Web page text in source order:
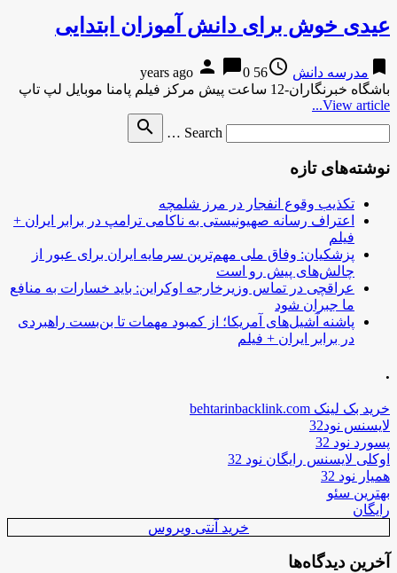
عیدی خوش برای دانش آموزان ابتدایی
bookmark مدرسه دانش access_time
56 years ago
person chat_bubble0
باشگاه خبرنگاران-12 ساعت پیش مرکز فیلم پامنا موبایل لپ تاپ
View article...
Search …
search
نوشته‌های تازه
تکذیب وقوع انفجار در مرز شلمچه
اعتراف رسانه صهیونیستی به ناکامی ترامپ در برابر ایران +
فیلم
پزشکیان: وفاق ملی مهم‌ترین سرمایه ایران برای عبور از
چالش‌های پیش رو است
عراقچی در تماس وزیرخارجه اوکراین: باید خسارات به منافع
ما جبران شود
پاشنه آشیل‌های آمریکا؛ از کمبود مهمات تا بن‌بست راهبردی
در برابر ایران + فیلم
.
خرید بک لینک behtarinbacklink.com
لایسنس نود32
پسورد نود 32
اوکلی لایسنس رایگان نود 32
همیار نود 32
بهترین سئو
رایگان
خرید آنتی ویروس
آخرین دیدگاه‌ها